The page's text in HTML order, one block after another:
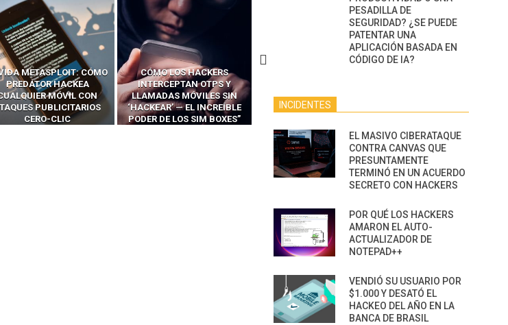
CÓMO LOS HACKERS
INTERCEPTAN OTPS Y
MÓVILES SIN
— EL INCREÍBLE
DE LOS SIM BOXES”
13 TÉCNICAS
RIDÍCULAMENTE FÁCILES
PARA HACKEAR Y EXPLOTAR
NAVEGADORES DE IA
AGÉNTICA
COPILOT DENTRO DE VS CODE
PESADILLA DE
SEGURIDAD? ¿SE PUEDE
PATENTAR UNA
APLICACIÓN BASADA EN
CÓDIGO DE IA?
INCIDENTES
EL MASIVO CIBERATAQUE
CONTRA CANVAS QUE
PRESUNTAMENTE
TERMINÓ EN UN ACUERDO
SECRETO CON HACKERS
POR QUÉ LOS HACKERS
AMARON EL AUTO-
ACTUALIZADOR DE
NOTEPAD++
VENDIÓ SU USUARIO POR
$1.000 Y DESATÓ EL
HACKEO DEL AÑO EN LA
BANCA DE BRASIL